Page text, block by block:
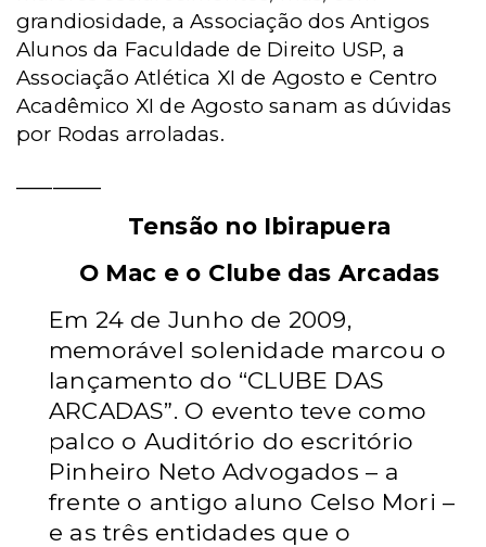
grandiosidade, a Associação dos Antigos
Alunos da Faculdade de Direito USP, a
Associação Atlética XI de Agosto e Centro
Acadêmico XI de Agosto sanam as dúvidas
por Rodas arroladas.
Tensão no Ibirapuera
O Mac e o Clube das Arcadas
Em 24 de Junho de 2009,
memorável solenidade marcou o
lançamento do “CLUBE DAS
ARCADAS”. O evento teve como
palco o Auditório do escritório
Pinheiro Neto Advogados – a
frente o antigo aluno Celso Mori –
e as três entidades que o